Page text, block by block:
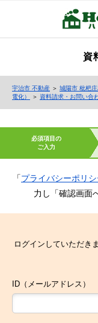
資
宇治市 不動産 ＞ 城陽市 枇杷
電化）
＞ 資料請求・お問い合
必須項目の
ご入力
「プライバシーポリシ
力し「確認画面
ログインしていただき
ID（メールアドレス）